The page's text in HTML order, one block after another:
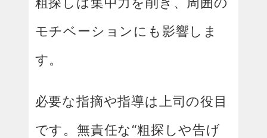
モチベーションにも影響しま
す。
必要な指摘や指導は上司の役目
です。無責任な“粗探しや告げ